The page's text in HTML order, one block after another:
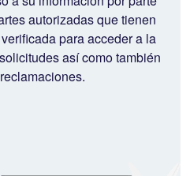
autorizadas que tienen
para acceder a la
así como también